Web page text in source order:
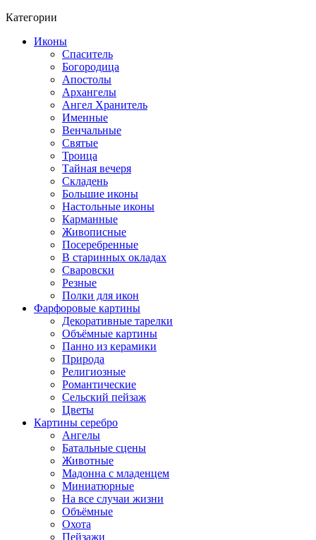
Категории
Иконы
Спаситель
Богородица
Апостолы
Архангелы
Ангел Хранитель
Именные
Венчальные
Святые
Троица
Тайная вечеря
Складень
Большие иконы
Настольные иконы
Карманные
Живописные
Посеребренные
В старинных окладах
Сваровски
Резные
Полки для икон
Фарфоровые картины
Декоративные тарелки
Объёмные картины
Панно из керамики
Природа
Религиозные
Романтические
Сельский пейзаж
Цветы
Картины серебро
Ангелы
Батальные сцены
Животные
Мадонна с младенцем
Миниатюрные
На все случаи жизни
Объёмные
Охота
Пейзажи